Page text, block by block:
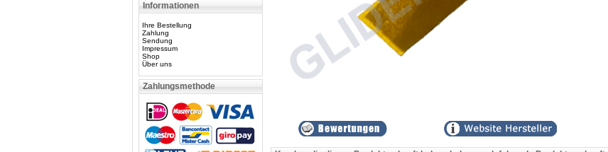
Informationen
Ihre Bestellung
Zahlung
Sendung
Impressum
Shop
Über uns
Zahlungsmethode